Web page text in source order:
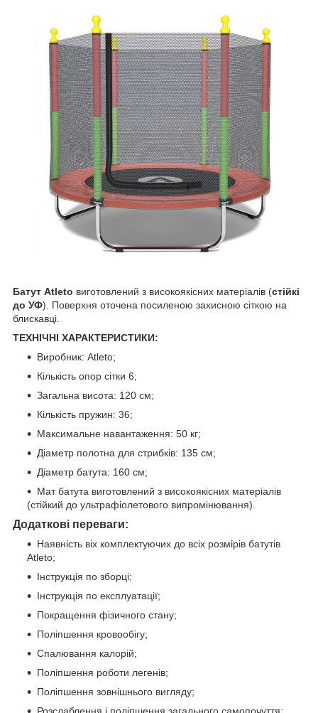
Батут Atleto виготовлений з високоякісних матеріалів (стійкі
до УФ). Поверхня оточена посиленою захисною сіткою на
блискавці.
ТЕХНІЧНІ ХАРАКТЕРИСТИКИ:
Виробник: Atleto;
Кількість опор сітки 6;
Загальна висота: 120 см;
Кількість пружин: 36;
Максимальне навантаження: 50 кг;
Діаметр полотна для стрибків: 135 см;
Діаметр батута: 160 см;
Мат батута виготовлений з високоякісних матеріалів
(стійкий до ультрафіолетового випромінювання).
Додаткові переваги:
Наявність віх комплектуючих до всіх розмірів батутів
Atleto;
Інструкція по зборці;
Інструкція по експлуатації;
Покращення фізичного стану;
Поліпшення кровообігу;
Спалювання калорій;
Поліпшення роботи легенів;
Поліпшення зовнішнього вигляду;